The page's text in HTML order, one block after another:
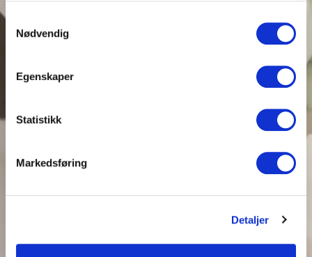
Samtykkevalg
Nødvendig
Egenskaper
Statistikk
Markedsføring
Detaljer